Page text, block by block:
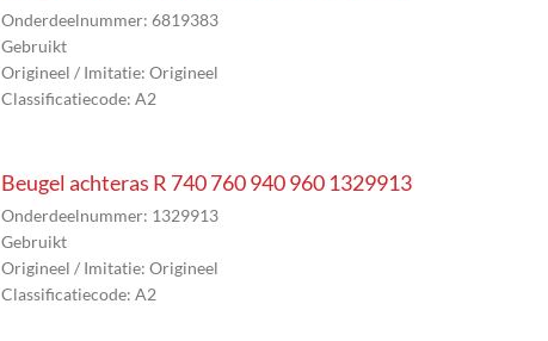
Onderdeelnummer: 6819383
Gebruikt
Origineel / Imitatie: Origineel
Classificatiecode: A2
Beugel achteras R 740 760 940 960 1329913
Onderdeelnummer: 1329913
Gebruikt
Origineel / Imitatie: Origineel
Classificatiecode: A2